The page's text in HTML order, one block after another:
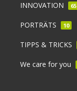
INNOVATION 65
PORTRÄTS 10
TIPPS & TRICKS
We care for you